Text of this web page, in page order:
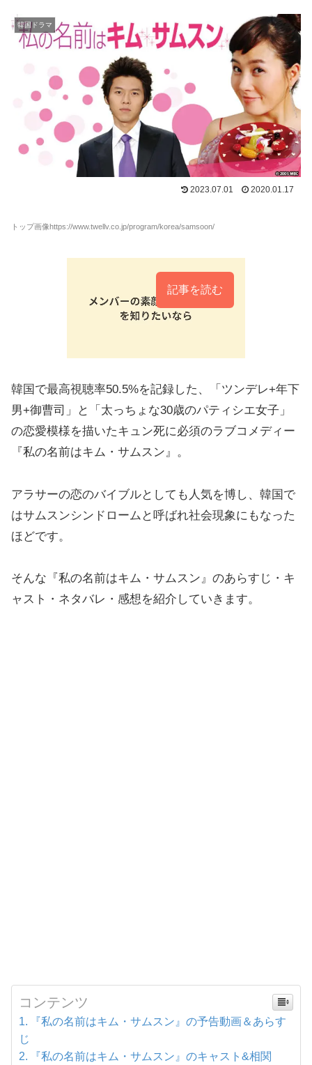
韓国ドラマ
2023.07.01 2020.01.17
トップ画像https://www.twellv.co.jp/program/korea/samsoon/
記事を読む
韓国で最高視聴率50.5%を記録した、「ツンデレ+年下
男+御曹司」と「太っちょな30歳のパティシエ女子」
の恋愛模様を描いたキュン死に必須のラブコメディー
『私の名前はキム・サムスン』。
アラサーの恋のバイブルとしても人気を博し、韓国で
はサムスンシンドロームと呼ばれ社会現象にもなった
ほどです。
そんな『私の名前はキム・サムスン』のあらすじ・キ
ャスト・ネタバレ・感想を紹介していきます。
コンテンツ
『私の名前はキム・サムスン』の予告動画＆あらす
じ
『私の名前はキム・サムスン』のキャスト&相関